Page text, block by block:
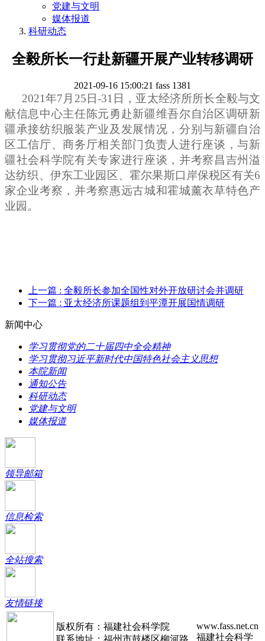
党建与文明
媒体报道
科研动态
全毅所长一行赴新疆开展产业转移调研
2021-09-16 15:00:21 fass 1381
2021年7月25日-31日，亚太经济所所长全毅与文
献信息中心主任陈元勇赴新疆维吾尔自治区调研新
疆承接纺织服装产业及发展情况，分别与新疆自治
区工信厅、商务厅相关部门负责人进行座谈，与新
疆社会科学院有关专家进行座谈，并考察昌吉州溢
达纺织、伊东工业园区、霍尔果斯口岸保税区有关6
家企业考察，并考察惠远古城和霍城薰衣草特色产
业园。
上一篇 : 全毅所长参加全国性对外开放研讨会并调研
下一篇 : 亚太经济所课题组到平潭开展国情调研
新闻中心
学习贯彻党的二十届四中全会精神
学习贯彻习近平新时代中国特色社会主义思想
本院新闻
通知公告
科研动态
党建与文明
媒体报道
领导邮箱
信息检索
全站搜索
友情链接
版权所有：福建社会科学院
联系地址：福州市鼓楼区柳河路
www.fass.net.cn
福建社会科学